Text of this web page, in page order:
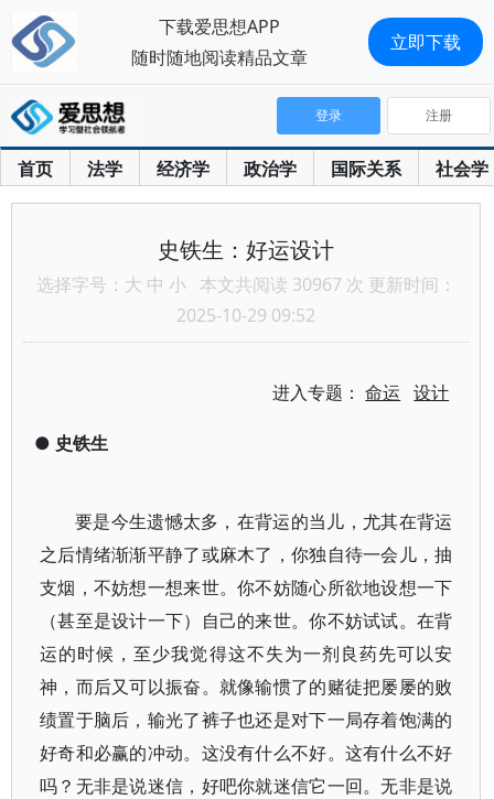
首页 法学 经济学 政治学 国际关系 社会学
登录 注册
史铁生：好运设计
选择字号： 大 中 小 本文共阅读 30967 次 更新时间：
2025-10-29 09:52
进入专题：命运 设计
● 史铁生
要是今生遗憾太多，在背运的当儿，尤其在背运
之后情绪渐渐平静了或麻木了，你独自待一会儿，抽
支烟，不妨想一想来世。你不妨随心所欲地设想一下
（甚至是设计一下）自己的来世。你不妨试试。在背
运的时候，至少我觉得这不失为一剂良药先可以安
神，而后又可以振奋。就像输惯了的赌徒把屡屡的败
绩置于脑后，输光了裤子也还是对下一局存着饱满的
好奇和必赢的冲动。这没有什么不好。这有什么不好
吗？无非是说迷信，好吧你就迷信它一回。无非是说
下载爱思想APP
随时随地阅读精品文章
立即下载